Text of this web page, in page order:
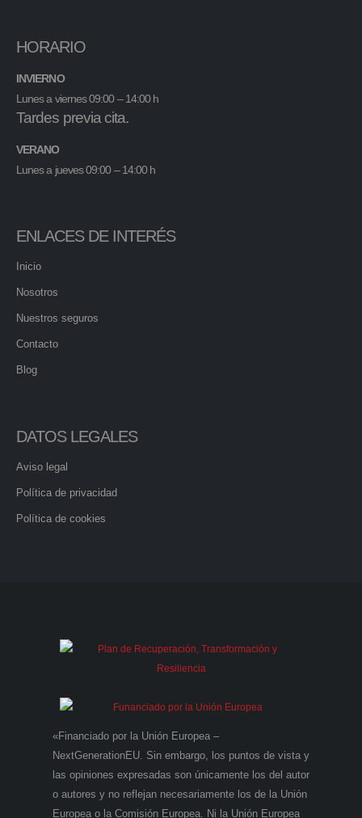
HORARIO
INVIERNO
Lunes a viernes 09:00 – 14:00 h
Tardes previa cita.
VERANO
Lunes a jueves 09:00 – 14:00 h
ENLACES DE INTERÉS
Inicio
Nosotros
Nuestros seguros
Contacto
Blog
DATOS LEGALES
Aviso legal
Política de privacidad
Política de cookies
«Financiado por la Unión Europea –
NextGenerationEU. Sin embargo, los puntos de vista y
las opiniones expresadas son únicamente los del autor
o autores y no reflejan necesariamente los de la Unión
Europea o la Comisión Europea. Ni la Unión Europea